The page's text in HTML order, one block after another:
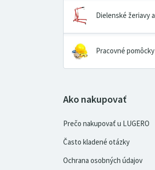
Dielenské žeriavy
Pracovné pomôcky
Ako nakupovať
Prečo nakupovať u LUGERO
Často kladené otázky
Ochrana osobných údajov